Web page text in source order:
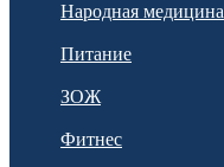
Народная медицина
Питание
ЗОЖ
Фитнес